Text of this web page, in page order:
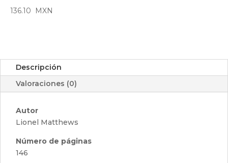
136.10 MXN
Descripción
Valoraciones (0)
Autor
Lionel Matthews
Número de páginas
146